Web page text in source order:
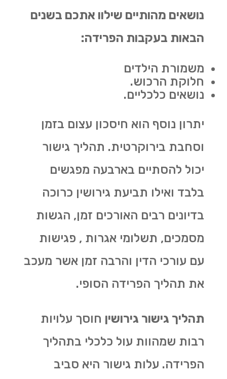
נושאים מהותיים שילוו אתכם בשנים
הבאות בעקבות הפרידה:
משמורת הילדים
חלוקת הרכוש.
נושאים כלכליים.
יתרון נוסף הוא חיסכון עצום בזמן
וסחבת בירוקרטית. תהליך גישור
יכול להסתיים בארבעה מפגשים
בלבד ואילו תביעת גירושין כרוכה
בדיונים רבים האורכים זמן, הגשות
מסמכים, תשלומי אגרות , פגישות
עם עורכי הדין והרבה זמן אשר מעכב
את תהליך הפרידה הסופי.
תהליך גישור גירושין חוסך עלויות
רבות שמהוות עול כלכלי בתהליך
הפרידה. עלות גישור היא סביב